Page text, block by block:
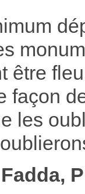
être
façon
les